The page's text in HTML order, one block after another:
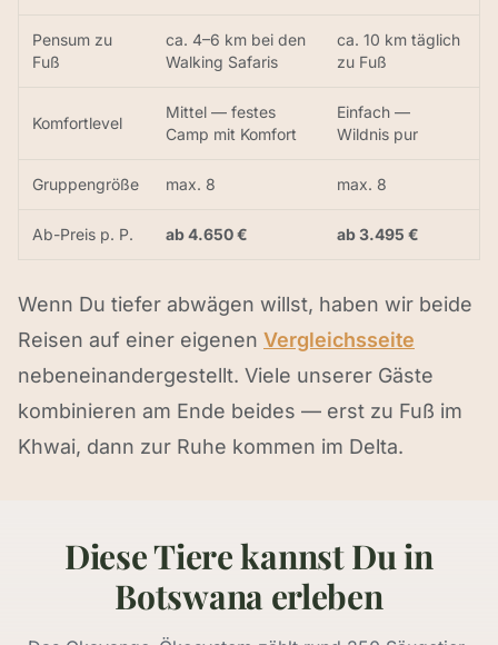
Pensum zu
Fuß
ca. 4–6 km bei den
Walking Safaris
ca. 10 km täglich
zu Fuß
Komfortlevel
Mittel — festes
Camp mit Komfort
Einfach —
Wildnis pur
Gruppengröße max. 8 max. 8
Ab-Preis p. P. ab 4.650 € ab 3.495 €
Wenn Du tiefer abwägen willst, haben wir beide
Reisen auf einer eigenen Vergleichsseite
nebeneinandergestellt. Viele unserer Gäste
kombinieren am Ende beides — erst zu Fuß im
Khwai, dann zur Ruhe kommen im Delta.
Diese Tiere kannst Du in
Botswana erleben